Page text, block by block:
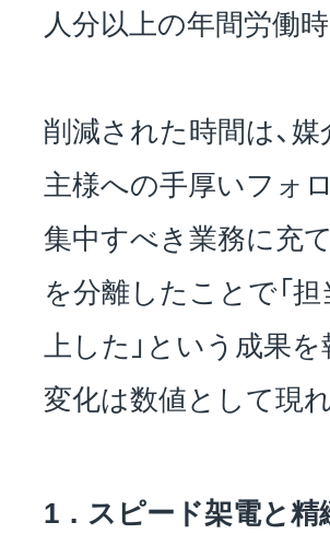
人分以上の年間労働
削減された時間は、
主様への手厚いフォ
集中すべき業務に充
を分離したことで「
上した」という成果
変化は数値として現
1．スピード架電と